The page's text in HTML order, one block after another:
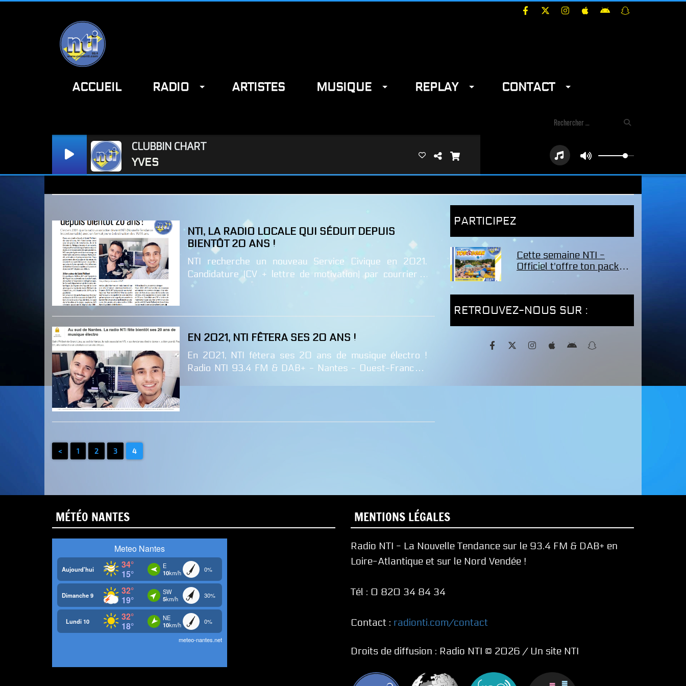
ACCUEIL RADIO ARTISTES MUSIQUE REPLAY CONTACT
CLUBBIN CHART
YVES
Actualité NTI
NTI, LA RADIO LOCALE QUI SÉDUIT DEPUIS
BIENTÔT 20 ANS !
NTI recherche un nouveau Service Civique en 2021.
Candidature (CV + lettre de motivation) par courrier à
NTI 5 rue des jardins 44310 ST PHILBERT DE GRAND-
EN 2021, NTI FÊTERA SES 20 ANS !
En 2021, NTI fêtera ses 20 ans de musique électro !
Radio NTI 93.4 FM & DAB+ - Nantes - Ouest-France -
< 1 2 3 4
PARTICIPEZ
Cette semaine NTI -
Officiel t'offre ton pack
RETROUVEZ-NOUS SUR :
MÉTÉO NANTES MENTIONS LÉGALES
Radio NTI - La Nouvelle Tendance sur le 93.4 FM & DAB+ en
Loire-Atlantique et sur le Nord Vendée !
Tél : 0 820 34 84 34
Contact : radionti.com/contact
Droits de diffusion : Radio NTI © 2026 / Un site NTI